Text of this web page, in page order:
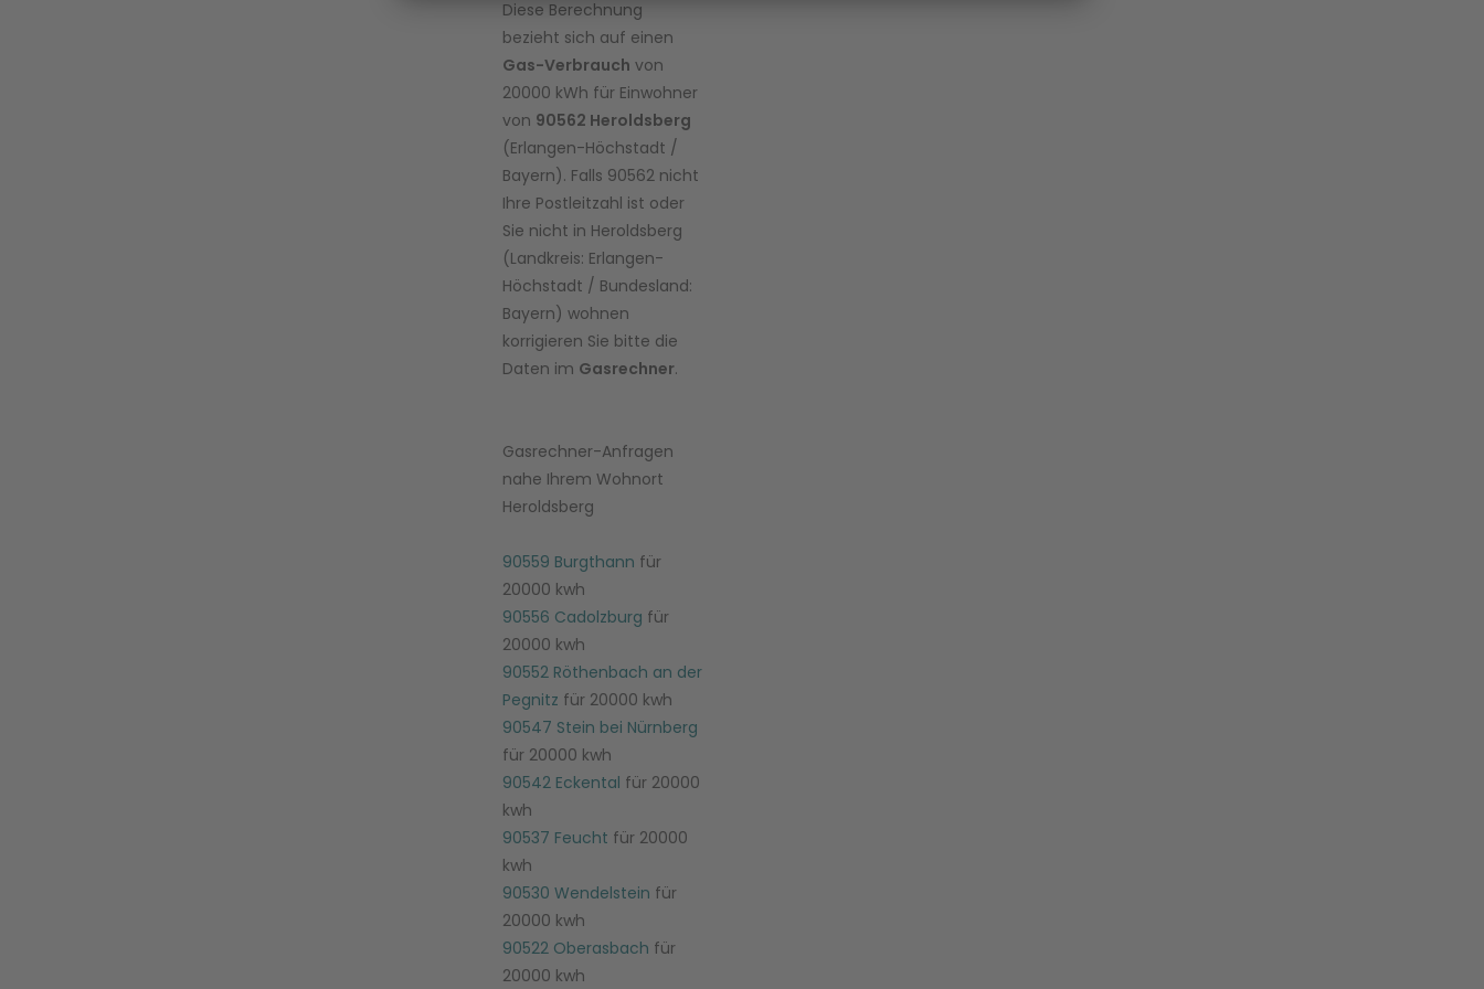
Inhalt zur
Liste der
verwend
eten
Technolo
gien
hinzuzuf
powered
by
Usercent
rics
Manage
ment
Diese Berechnung
bezieht sich auf einen
Gas-Verbrauch von
20000 kWh für Einwohner
von 90562 Heroldsberg
(Erlangen-Höchstadt /
Bayern). Falls 90562 nicht
Ihre Postleitzahl ist oder
Sie nicht in Heroldsberg
(Landkreis: Erlangen-
Höchstadt / Bundesland:
Bayern) wohnen
korrigieren Sie bitte die
Daten im Gasrechner.
Gasrechner-Anfragen
nahe Ihrem Wohnort
Heroldsberg
90559 Burgthann für
20000 kwh
90556 Cadolzburg für
20000 kwh
90552 Röthenbach an der
Pegnitz für 20000 kwh
90547 Stein bei Nürnberg
für 20000 kwh
90542 Eckental für 20000
kwh
90537 Feucht für 20000
kwh
90530 Wendelstein für
20000 kwh
90522 Oberasbach für
20000 kwh